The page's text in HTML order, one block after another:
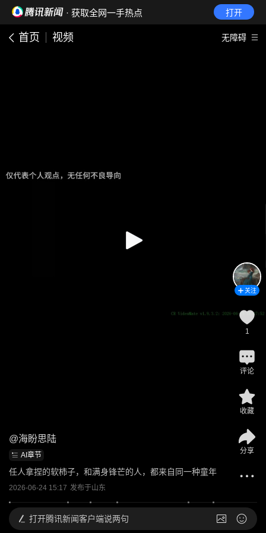
· 获取全网一手热点 打开
首页 视频 无障碍
@海盼思陆
AI章节
任人拿捏的软柿子，和满身锋芒的人，都来自同一种童年
2026-06-24 15:17 发布于山东
关注
1
评论
收藏
分享
打开腾讯新闻客户端说两句